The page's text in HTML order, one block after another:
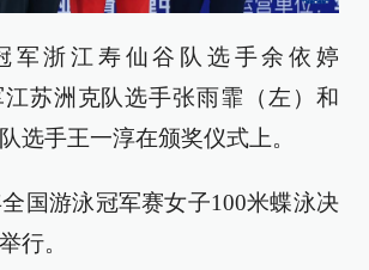
军浙江寿仙谷队选手余依婷
江苏洲克队选手张雨霏（左）和
选手王一淳在颁奖仪式上。
国游泳冠军赛女子100米蝶泳决
行。